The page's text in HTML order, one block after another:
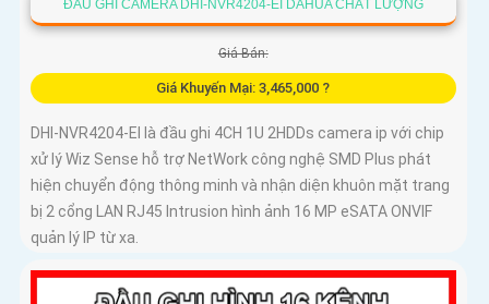
ĐẦU GHI CAMERA DHI-NVR4204-EI DAHUA CHẤT LƯỢNG
Giá Bán:
Giá Khuyến Mại: 3,465,000 ?
DHI-NVR4204-EI là đầu ghi 4CH 1U 2HDDs camera ip với chip
xử lý Wiz Sense hỗ trợ NetWork công nghệ SMD Plus phát
hiện chuyển động thông minh và nhận diện khuôn mặt trang
bị 2 cổng LAN RJ45 Intrusion hình ảnh 16 MP eSATA ONVIF
quản lý IP từ xa.